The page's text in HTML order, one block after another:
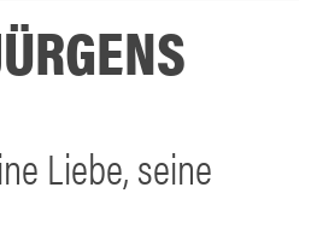
Liebe, seine